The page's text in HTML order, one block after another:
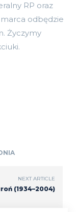
RP oraz
marca odbędzie
Życzymy
NEXT ARTICLE
(1934–2004)